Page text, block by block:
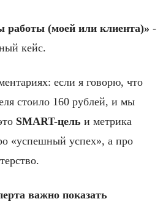
работы (моей или клиента)» -
кейс.
если я говорю, что
стоило 160 рублей, и мы
SMART-цель и метрика
«успешный успех», а про
важно показать